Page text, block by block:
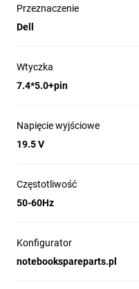
Przeznaczenie
Dell
Wtyczka
7.4*5.0+pin
Napięcie wyjściowe
19.5 V
Częstotliwość
50-60Hz
Konfigurator
notebookspareparts.pl